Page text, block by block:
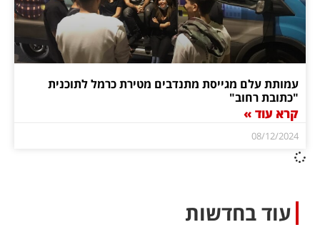
עמותת עלם מגייסת מתנדבים מטירת כרמל לתוכנית
"כתובת רחוב"
קרא עוד »
08/12/2024
עוד בחדשות